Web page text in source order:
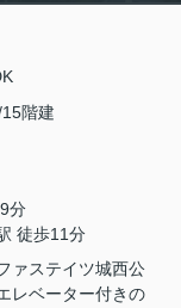
階建
分
徒歩11分
ァステイツ城西公
レベーター付きの